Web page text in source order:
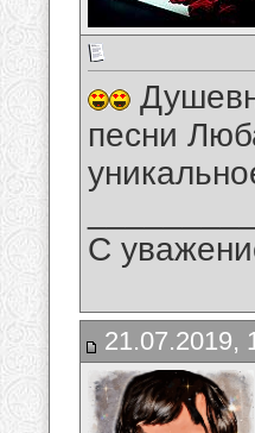
песни
С
21.07.2019,